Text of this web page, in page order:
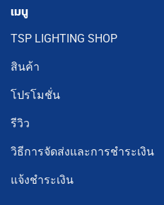
เมนู
TSP LIGHTING SHOP
สินค้า
โปรโมชั่น
รีวิว
วิธีการจัดส่งและการชำระเงิน
แจ้งชำระเงิน